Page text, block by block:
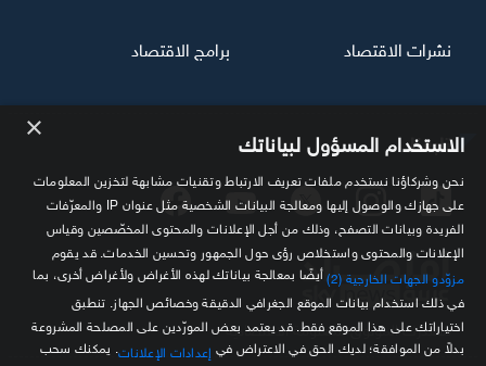
تابعنا
مصدرك الموثوق للمعلومة الاقتصادية
نشرات الاقتصاد برامج الاقتصاد
× الاستخدام المسؤول لبياناتك
نحن وشركاؤنا نستخدم ملفات تعريف الارتباط وتقنيات مشابهة لتخزين المعلومات
على جهازك والوصول إليها ومعالجة البيانات الشخصية مثل عنوان IP والمعرّفات
الفريدة وبيانات التصفح، وذلك من أجل الإعلانات والمحتوى المخصّصين وقياس
الإعلانات والمحتوى واستخلاص رؤى حول الجمهور وتحسين الخدمات. قد يقوم
مزوّدو الجهات الخارجية (2)
أيضًا بمعالجة بياناتك لهذه الأغراض ولأغراض أخرى، بما
في ذلك استخدام بيانات الموقع الجغرافي الدقيقة وخصائص الجهاز. تنطبق
اختياراتك على هذا الموقع فقط. قد يعتمد بعض المورّدين على المصلحة المشروعة
بدلاً من الموافقة؛ لديك الحق في الاعتراض في إعدادات الإعلانات . يمكنك سحب